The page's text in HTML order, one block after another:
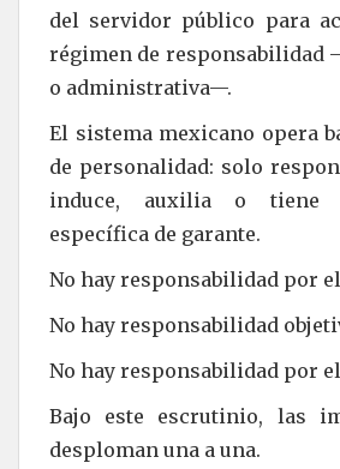
del servidor público para
régimen de responsabilidad
o administrativa—.
El sistema mexicano opera
de personalidad: solo
induce, auxilia o tiene
específica de garante.
No hay responsabilidad por
No hay responsabilidad
No hay responsabilidad por
Bajo este escrutinio, las
desploman una a una.